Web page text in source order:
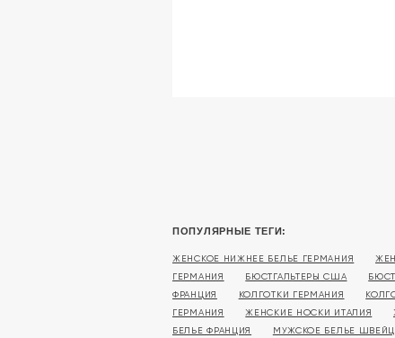
ПОПУЛЯРНЫЕ ТЕГИ:
ЖЕНСКОЕ НИЖНЕЕ БЕЛЬЕ ГЕРМАНИЯ
ГЕРМАНИЯ
БЮСТГАЛЬТЕРЫ США
ФРАНЦИЯ
КОЛГОТКИ ГЕРМАНИЯ
ГЕРМАНИЯ
ЖЕНСКИЕ НОСКИ ИТАЛИЯ
БЕЛЬЕ ФРАНЦИЯ
МУЖСКОЕ БЕЛЬЕ